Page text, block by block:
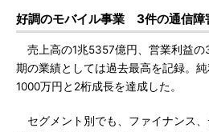
好調のモバイル事業 3件の通信障
売上高の1兆5357億円、営業利益の
期の業績としては過去最高を記録。
1000万円と2桁成長を達成した。
セグメント別でも、ファイナンス